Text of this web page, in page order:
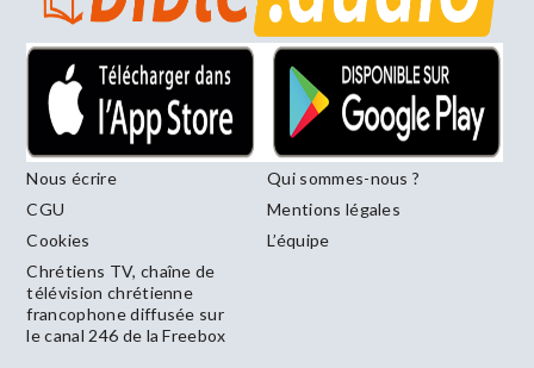
Nous écrire
Qui sommes-nous ?
CGU
Mentions légales
Cookies
L’équipe
Chrétiens TV, chaîne de
télévision chrétienne
francophone diffusée sur
le canal 246 de la Freebox